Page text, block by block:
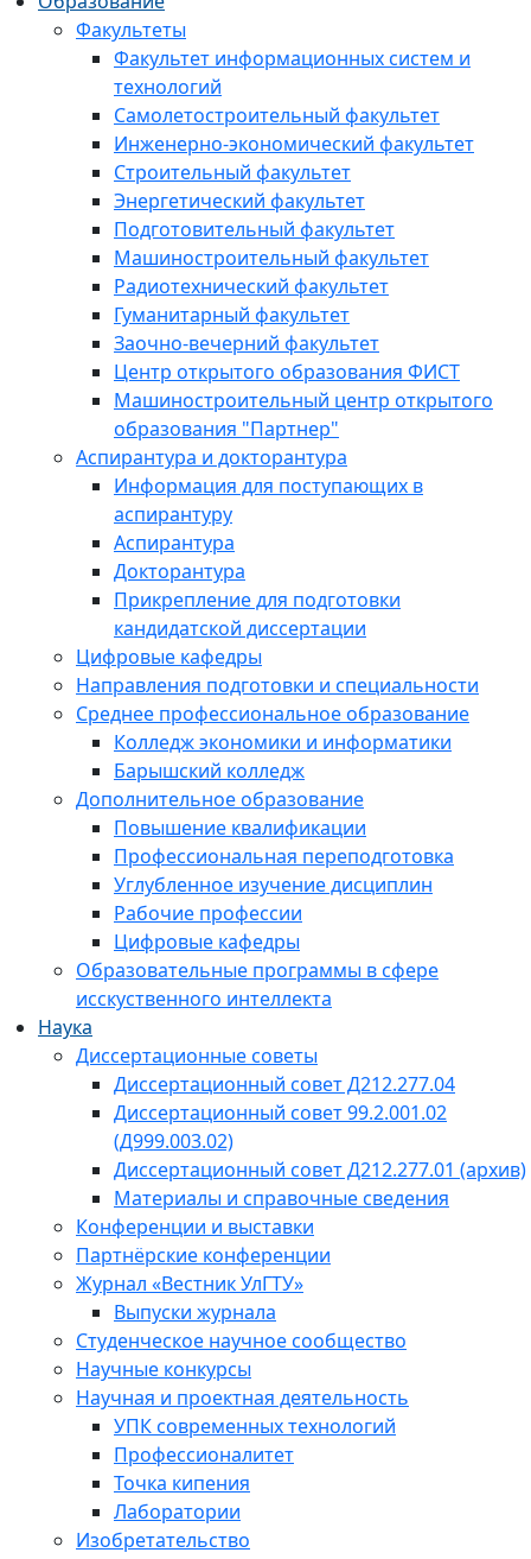
Факультеты
Факультет информационных систем и
технологий
Самолетостроительный факультет
Инженерно-экономический факультет
Строительный факультет
Энергетический факультет
Подготовительный факультет
Машиностроительный факультет
Радиотехнический факультет
Гуманитарный факультет
Заочно-вечерний факультет
Центр открытого образования ФИСТ
Машиностроительный центр открытого
образования "Партнер"
Аспирантура и докторантура
Информация для поступающих в
аспирантуру
Аспирантура
Докторантура
Прикрепление для подготовки
кандидатской диссертации
Цифровые кафедры
Направления подготовки и специальности
Среднее профессиональное образование
Колледж экономики и информатики
Барышский колледж
Дополнительное образование
Повышение квалификации
Профессиональная переподготовка
Углубленное изучение дисциплин
Рабочие профессии
Цифровые кафедры
Образовательные программы в сфере
исскуственного интеллекта
Наука
Диссертационные советы
Диссертационный совет Д212.277.04
Диссертационный совет 99.2.001.02
(Д999.003.02)
Диссертационный совет Д212.277.01 (архив)
Материалы и справочные сведения
Конференции и выставки
Партнёрские конференции
Журнал «Вестник УлГТУ»
Выпуски журнала
Студенческое научное сообщество
Научные конкурсы
Научная и проектная деятельность
УПК современных технологий
Профессионалитет
Точка кипения
Лаборатории
Изобретательство